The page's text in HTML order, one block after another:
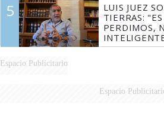
5
LUIS JUEZ
TIERRAS:
PERDIMOS,
Espacio Publicitario
Espacio